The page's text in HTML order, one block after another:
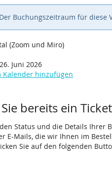
Der Buchungszeitraum für diese
(Zoom und Miro)
26. Juni 2026
Kalender hinzufügen
bereits ein
Status und die Details Ihrer
E-Mails, die wir Ihnen im
Sie auf den folgenden